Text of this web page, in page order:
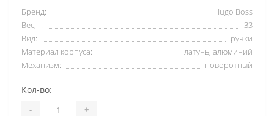
Бренд:
Hugo Boss
Вес, г:
33
Вид:
ручки
Материал корпуса:
латунь, алюминий
Механизм:
поворотный
Кол-во:
- +